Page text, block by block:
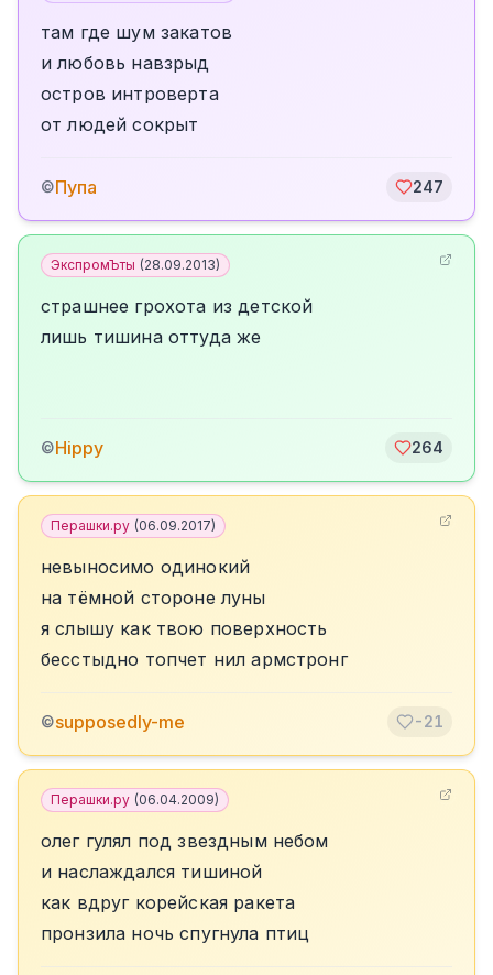
там где шум закатов
и любовь навзрыд
остров интроверта
от людей сокрыт
©Пупа 247
ЭкспромЪты (28.09.2013)
страшнее грохота из детской
лишь тишина оттуда же
©Hippy 264
Перашки.ру (06.09.2017)
невыносимо одинокий
на тёмной стороне луны
я слышу как твою поверхность
бесстыдно топчет нил армстронг
©supposedly-me -21
Перашки.ру (06.04.2009)
олег гулял под звездным небом
и наслаждался тишиной
как вдруг корейская ракета
пронзила ночь спугнула птиц